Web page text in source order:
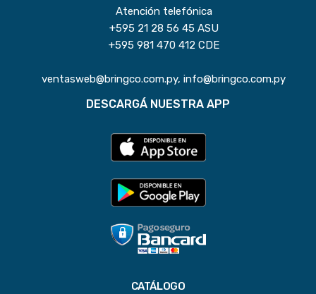
Atención telefónica
+595 21 28 56 45 ASU
+595 981 470 412 CDE
ventasweb@bringco.com.py, info@bringco.com.py
DESCARGÁ NUESTRA APP
CATÁLOGO